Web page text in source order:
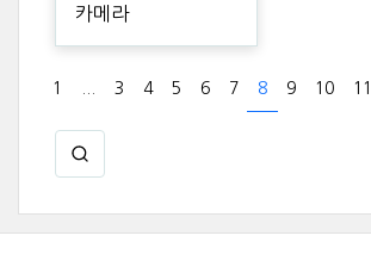
카메라
1 3 4 5 6 7 8 9 10 11